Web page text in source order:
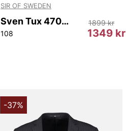
112
SIR OF SWEDEN
Sven Tux 4700 Trousers
108 1349 kr
1899 kr
-37%